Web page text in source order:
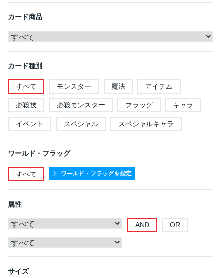
カード商品
カード種別
すべて モンスター 魔法 アイテム
必殺技 必殺モンスター フラッグ キャラ
イベント スペシャル スペシャルキャラ
ワールド・フラッグ
すべて ワールド・フラッグを指定
属性
AND OR
サイズ